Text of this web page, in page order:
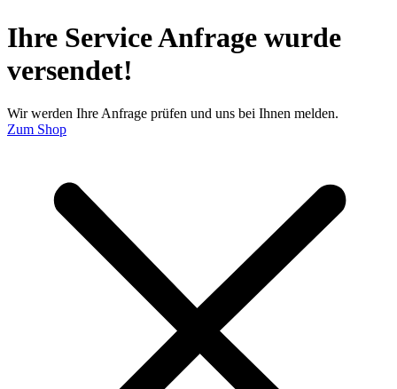
Ihre Service Anfrage wurde
versendet!
Wir werden Ihre Anfrage prüfen und uns bei Ihnen melden.
Zum Shop